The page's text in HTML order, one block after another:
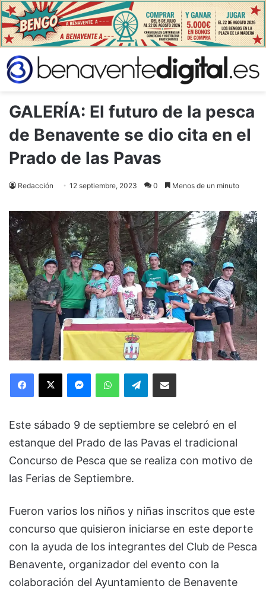
GALERÍA: El futuro de la pesca
de Benavente se dio cita en el
Prado de las Pavas
Redacción 12 septiembre, 2023 0 Menos de un minuto
Facebook
X MessengerWhatsAppTelegramCompartir via Email
Este sábado 9 de septiembre se celebró en el
estanque del Prado de las Pavas el tradicional
Concurso de Pesca que se realiza con motivo de
las Ferias de Septiembre.
Fueron varios los niños y niñas inscritos que este
concurso que quisieron iniciarse en este deporte
con la ayuda de los integrantes del Club de Pesca
Benavente, organizador del evento con la
colaboración del Ayuntamiento de Benavente